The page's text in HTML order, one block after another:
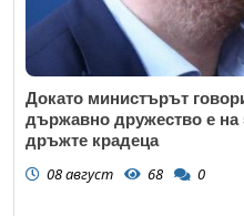
Докато министърът
държавно дружество е на
дръжте крадеца
08 август 68 0